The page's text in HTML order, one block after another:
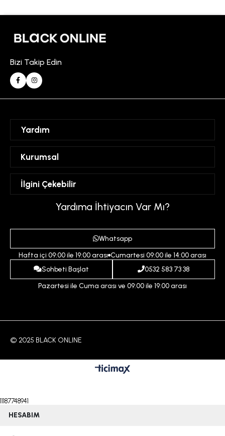
Bizi Takip Edin
Yardım
Hesabım
Favorilerim
Kurumsal
Mesafeli Satış Sözleşmesi
Üyelik Sözleşmesi
Gizlilik ve Güvenlik Politikası
Ödeme ve Teslimat Koşulları
İptal ve İade Koşulları
İlgini Çekebilir
İndirim
Yardıma İhtiyacın Var Mı?
Whatsapp
Hafta içi 09:00 ile 19:00 arası Cumartesi 09:00 ile 14:00 arası
Sohbeti Başlat
0532 583 73 38
Pazartesi ile Cuma arası ve 09:00 ile 19:00 arası
© 2025 BLACK ONLINE
11187748941
HESABIM